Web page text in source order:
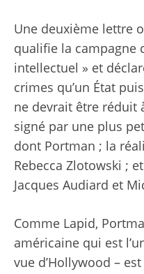
Une deuxième lettre
qualifie la campagne
intellectuel » et
crimes qu’un État
ne devrait être réduit
signé par une plus
dont Portman ; la
Rebecca Zlotowski ;
Jacques Audiard et
Comme Lapid,
américaine qui est
vue d’Hollywood –